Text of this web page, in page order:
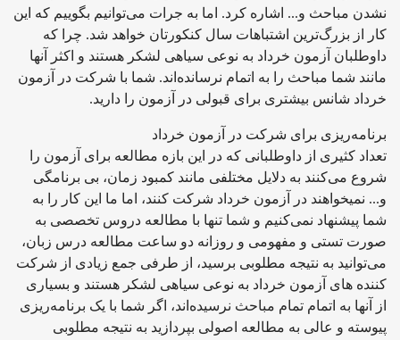
نشدن مباحث و... اشاره کرد. اما به جرات می‌توانیم بگوییم که این
کار از بزرگ‌ترین اشتباهات سال کنکورتان خواهد شد. چرا که
داوطلبان آزمون خرداد به نوعی سیاهی لشکر هستند و اکثر آنها
مانند شما مباحث را به اتمام نرسانده‌اند. شما با شرکت در آزمون
خرداد شانس بیشتری برای قبولی در آزمون را دارید.
برنامه‌ریزی برای شرکت در آزمون خرداد
تعداد کثیری از داوطلبانی که در این بازه مطالعه برای آزمون را
شروع می‌کنند به دلایل مختلفی مانند کمبود زمان، بی برنامگی
و... نمیخواهند در آزمون خرداد شرکت کنند، اما ما این کار را به
شما پیشنهاد نمی‌کنیم و شما تنها با مطالعه دروس تخصصی به
صورت تستی و مفهومی و روزانه دو ساعت مطالعه درس زبان،
می‌توانید به نتیجه مطلوبی برسید، از طرفی جمع زیادی از شرکت
کننده های آزمون خرداد به نوعی سیاهی لشکر هستند و بسیاری
از آنها به اتمام تمام مباحث نرسیده‌اند، اگر شما با یک برنامه‌ریزی
پیوسته و عالی به مطالعه اصولی بپردازید به نتیجه مطلوبی